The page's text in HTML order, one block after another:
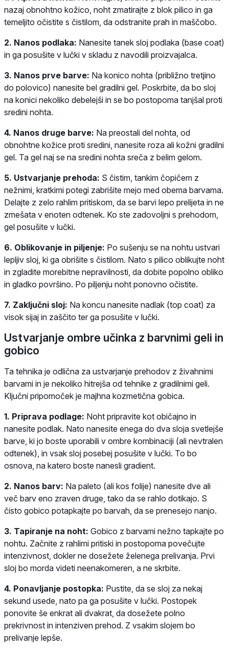
nazaj obnohtno kožico, noht zmatirajte z blok pilico in ga
temeljito očistite s čistilom, da odstranite prah in maščobo.
2. Nanos podlaka: Nanesite tanek sloj podlaka (base coat)
in ga posušite v lučki v skladu z navodili proizvajalca.
3. Nanos prve barve: Na konico nohta (približno tretjino
do polovico) nanesite bel gradilni gel. Poskrbite, da bo sloj
na konici nekoliko debelejši in se bo postopoma tanjšal proti
sredini nohta.
4. Nanos druge barve: Na preostali del nohta, od
obnohtne kožice proti sredini, nanesite roza ali kožni gradilni
gel. Ta gel naj se na sredini nohta sreča z belim gelom.
5. Ustvarjanje prehoda: S čistim, tankim čopičem z
nežnimi, kratkimi potegi zabrišite mejo med obema barvama.
Delajte z zelo rahlim pritiskom, da se barvi lepo prelijeta in ne
zmešata v enoten odtenek. Ko ste zadovoljni s prehodom,
gel posušite v lučki.
6. Oblikovanje in piljenje: Po sušenju se na nohtu ustvari
lepljiv sloj, ki ga obrišite s čistilom. Nato s pilico oblikujte noht
in zgladite morebitne nepravilnosti, da dobite popolno obliko
in gladko površino. Po piljenju noht ponovno očistite.
7. Zaključni sloj: Na koncu nanesite nadlak (top coat) za
visok sijaj in zaščito ter ga posušite v lučki.
Ustvarjanje ombre učinka z barvnimi geli in
gobico
Ta tehnika je odlična za ustvarjanje prehodov z živahnimi
barvami in je nekoliko hitrejša od tehnike z gradilnimi geli.
Ključni pripomoček je majhna kozmetična gobica.
1. Priprava podlage: Noht pripravite kot običajno in
nanesite podlak. Nato nanesite enega do dva sloja svetlejše
barve, ki jo boste uporabili v ombre kombinaciji (ali nevtralen
odtenek), in vsak sloj posebej posušite v lučki. To bo
osnova, na katero boste nanesli gradient.
2. Nanos barv: Na paleto (ali kos folije) nanesite dve ali
več barv eno zraven druge, tako da se rahlo dotikajo. S
čisto gobico potapkajte po barvah, da se prenesejo nanjo.
3. Tapiranje na noht: Gobico z barvami nežno tapkajte po
nohtu. Začnite z rahlimi pritiski in postopoma povečujte
intenzivnost, dokler ne dosežete želenega prelivanja. Prvi
sloj bo morda videti neenakomeren, a ne skrbite.
4. Ponavljanje postopka: Pustite, da se sloj za nekaj
sekund usede, nato pa ga posušite v lučki. Postopek
ponovite še enkrat ali dvakrat, da dosežete polno
prekrivnost in intenziven prehod. Z vsakim slojem bo
prelivanje lepše.